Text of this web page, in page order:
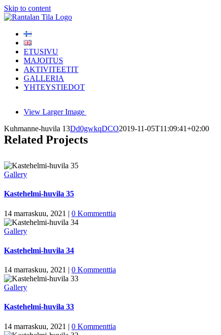
Skip to content
ETUSIVU
MAJOITUS
AKTIVITEETIT
GALLERIA
YHTEYSTIEDOT
View Larger Image
Kuhmanne-huvila 13Dd0gwkqDCO2019-11-05T11:09:41+02:00
Related Projects
Gallery
Kastehelmi-huvila 35
14 marraskuu, 2021 | 0 Kommenttia
Gallery
Kastehelmi-huvila 34
14 marraskuu, 2021 | 0 Kommenttia
Gallery
Kastehelmi-huvila 33
14 marraskuu, 2021 | 0 Kommenttia